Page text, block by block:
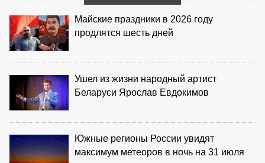
Майские праздники в 2026 году
продлятся шесть дней
Ушел из жизни народный артист
Беларуси Ярослав Евдокимов
Южные регионы России увидят
максимум метеоров в ночь на 31 июля